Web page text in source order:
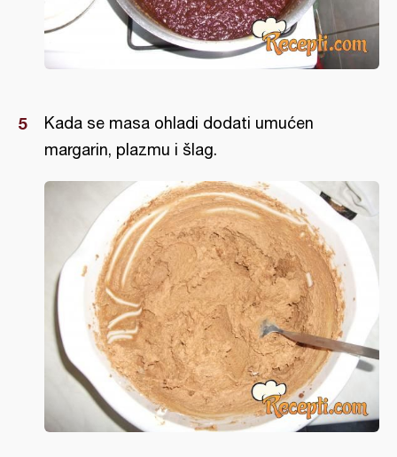
Kada se masa ohladi dodati umućen
margarin, plazmu i šlag.